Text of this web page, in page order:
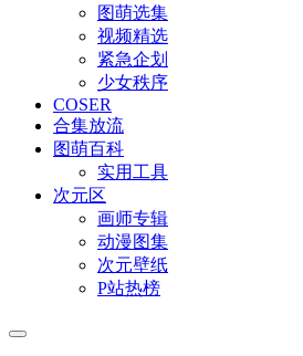
图萌选集
视频精选
紧急企划
少女秩序
COSER
合集放流
图萌百科
实用工具
次元区
画师专辑
动漫图集
次元壁纸
P站热榜